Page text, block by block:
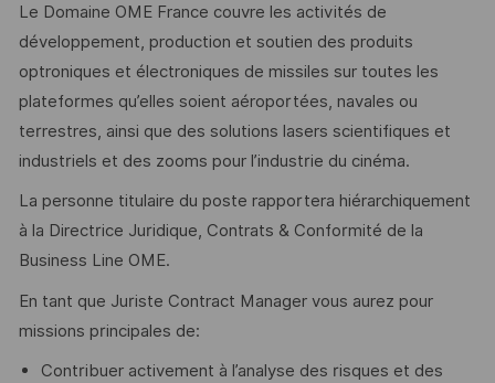
Le Domaine OME France couvre les activités de
développement, production et soutien des produits
optroniques et électroniques de missiles sur toutes les
plateformes qu’elles soient aéroportées, navales ou
terrestres, ainsi que des solutions lasers scientifiques et
industriels et des zooms pour l’industrie du cinéma.
La personne titulaire du poste rapportera hiérarchiquement
à la Directrice Juridique, Contrats & Conformité de la
Business Line OME.
En tant que Juriste Contract Manager vous aurez pour
missions principales de:
Contribuer activement à l’analyse des risques et des